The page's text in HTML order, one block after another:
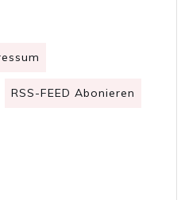
RSS-FEED Abonieren